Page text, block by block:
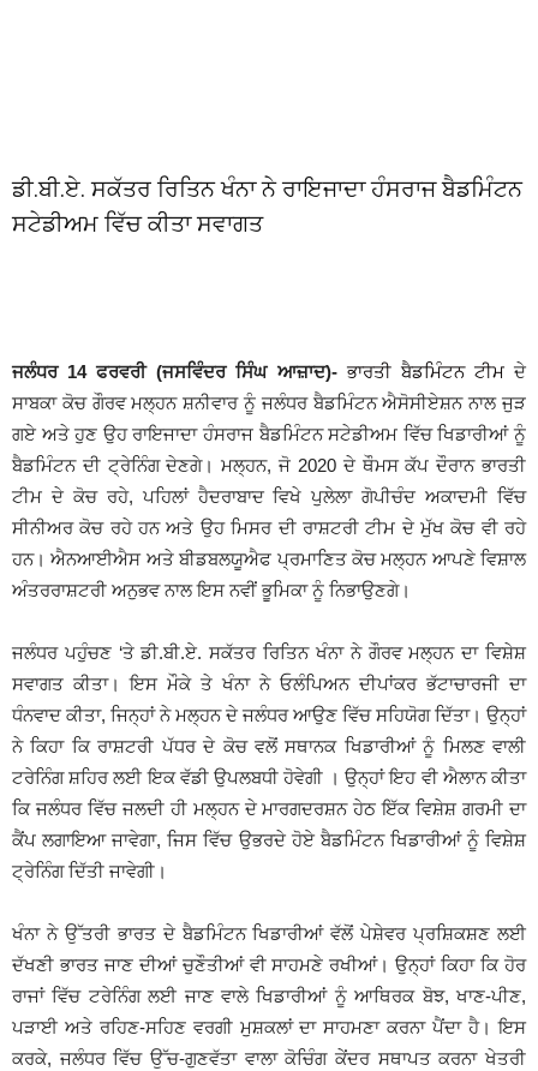
ਡੀ.ਬੀ.ਏ. ਸਕੱਤਰ ਰਿਤਿਨ ਖੰਨਾ ਨੇ ਰਾਇਜਾਦਾ ਹੰਸਰਾਜ ਬੈਡਮਿੰਟਨ
ਸਟੇਡੀਅਮ ਵਿੱਚ ਕੀਤਾ ਸਵਾਗਤ
ਜਲੰਧਰ 14 ਫਰਵਰੀ (ਜਸਵਿੰਦਰ ਸਿੰਘ ਆਜ਼ਾਦ)- ਭਾਰਤੀ ਬੈਡਮਿੰਟਨ ਟੀਮਦੇ
ਸਾਬਕਾ ਕੋਚ ਗੌਰਵ ਮਲ੍ਹਨ ਸ਼ਨੀਵਾਰ ਨੂੰ ਜਲੰਧਰ ਬੈਡਮਿੰਟਨ ਐਸੋਸੀਏਸ਼ਨ ਨਾਲ ਜੁੜ
ਗਏ ਅਤੇ ਹੁਣ ਉਹ ਰਾਇਜਾਦਾ ਹੰਸਰਾਜ ਬੈਡਮਿੰਟਨ ਸਟੇਡੀਅਮ ਵਿੱਚ ਖਿਡਾਰੀਆਂ ਨੂੰ
ਬੈਡਮਿੰਟਨ ਦੀ ਟ੍ਰੇਨਿੰਗ ਦੇਣਗੇ। ਮਲ੍ਹਨ, ਜੋ 2020 ਦੇ ਥੌਮਸ ਕੱਪ ਦੌਰਾਨ ਭਾਰਤੀ
ਟੀਮ ਦੇ ਕੋਚ ਰਹੇ, ਪਹਿਲਾਂ ਹੈਦਰਾਬਾਦ ਵਿਖੇ ਪੁਲੇਲਾ ਗੋਪੀਚੰਦ ਅਕਾਦਮੀ ਵਿੱਚ
ਸੀਨੀਅਰ ਕੋਚ ਰਹੇ ਹਨ ਅਤੇ ਉਹ ਮਿਸਰ ਦੀ ਰਾਸ਼ਟਰੀ ਟੀਮ ਦੇ ਮੁੱਖ ਕੋਚ ਵੀ ਰਹੇ
ਹਨ। ਐਨਆਈਐਸ ਅਤੇ ਬੀਡਬਲਯੂਐਫ ਪ੍ਰਮਾਣਿਤ ਕੋਚ ਮਲ੍ਹਨ ਆਪਣੇ ਵਿਸ਼ਾਲ
ਅੰਤਰਰਾਸ਼ਟਰੀ ਅਨੁਭਵ ਨਾਲ ਇਸ ਨਵੀਂ ਭੂਮਿਕਾ ਨੂੰ ਨਿਭਾਉਣਗੇ।
ਜਲੰਧਰ ਪਹੁੰਚਣ ‘ਤੇ ਡੀ.ਬੀ.ਏ. ਸਕੱਤਰ ਰਿਤਿਨ ਖੰਨਾ ਨੇ ਗੌਰਵ ਮਲ੍ਹਨ ਦਾ ਵਿਸ਼ੇਸ਼
ਸਵਾਗਤ ਕੀਤਾ। ਇਸ ਮੌਕੇ ਤੇ ਖੰਨਾ ਨੇ ਓਲੰਪਿਅਨ ਦੀਪਾਂਕਰ ਭੱਟਾਚਾਰਜੀ ਦਾ
ਧੰਨਵਾਦ ਕੀਤਾ, ਜਿਨ੍ਹਾਂ ਨੇ ਮਲ੍ਹਨ ਦੇ ਜਲੰਧਰ ਆਉਣ ਵਿੱਚ ਸਹਿਯੋਗ ਦਿੱਤਾ। ਉਨ੍ਹਾਂ
ਨੇ ਕਿਹਾ ਕਿ ਰਾਸ਼ਟਰੀ ਪੱਧਰ ਦੇ ਕੋਚ ਵਲੋਂ ਸਥਾਨਕ ਖਿਡਾਰੀਆਂ ਨੂੰ ਮਿਲਣ ਵਾਲੀ
ਟਰੇਨਿੰਗ ਸ਼ਹਿਰ ਲਈ ਇਕ ਵੱਡੀ ਉਪਲਬਧੀ ਹੋਵੇਗੀ । ਉਨ੍ਹਾਂ ਇਹ ਵੀ ਐਲਾਨ ਕੀਤਾ
ਕਿ ਜਲੰਧਰ ਵਿੱਚ ਜਲਦੀ ਹੀ ਮਲ੍ਹਨ ਦੇ ਮਾਰਗਦਰਸ਼ਨ ਹੇਠ ਇੱਕ ਵਿਸ਼ੇਸ਼ ਗਰਮੀ ਦਾ
ਕੈਂਪ ਲਗਾਇਆ ਜਾਵੇਗਾ, ਜਿਸ ਵਿੱਚ ਉਭਰਦੇ ਹੋਏ ਬੈਡਮਿੰਟਨ ਖਿਡਾਰੀਆਂ ਨੂੰ ਵਿਸ਼ੇਸ਼
ਟ੍ਰੇਨਿੰਗ ਦਿੱਤੀ ਜਾਵੇਗੀ।
ਖੰਨਾ ਨੇ ਉੱਤਰੀ ਭਾਰਤ ਦੇ ਬੈਡਮਿੰਟਨ ਖਿਡਾਰੀਆਂ ਵੱਲੋਂ ਪੇਸ਼ੇਵਰ ਪ੍ਰਸ਼ਿਕਸ਼ਣ ਲਈ
ਦੱਖਣੀ ਭਾਰਤ ਜਾਣ ਦੀਆਂ ਚੁਣੌਤੀਆਂ ਵੀ ਸਾਹਮਣੇ ਰਖੀਆਂ। ਉਨ੍ਹਾਂ ਕਿਹਾ ਕਿ ਹੋਰ
ਰਾਜਾਂ ਵਿੱਚ ਟਰੇਨਿੰਗ ਲਈ ਜਾਣ ਵਾਲੇ ਖਿਡਾਰੀਆਂ ਨੂੰ ਆਥਿਰਕ ਬੋਝ, ਖਾਣ-ਪੀਣ,
ਪੜਾਈ ਅਤੇ ਰਹਿਣ-ਸਹਿਣ ਵਰਗੀ ਮੁਸ਼ਕਲਾਂ ਦਾ ਸਾਹਮਣਾ ਕਰਨਾ ਪੈਂਦਾ ਹੈ। ਇਸ
ਕਰਕੇ, ਜਲੰਧਰ ਵਿੱਚ ਉੱਚ-ਗੁਣਵੱਤਾ ਵਾਲਾ ਕੋਚਿੰਗ ਕੇਂਦਰ ਸਥਾਪਤ ਕਰਨਾ ਖੇਤਰੀ